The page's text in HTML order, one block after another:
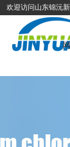
欢迎访问山东锦沅